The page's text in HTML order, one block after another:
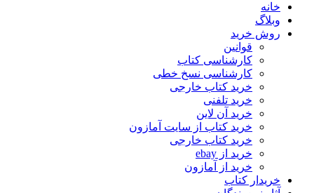
خانه
وبلاگ
روش خرید
قوانین
کارشناسی کتاب
کارشناسی نسخ خطی
خرید کتاب خارجی
خرید تلفنی
خرید آن لاین
خرید کتاب از سایت آمازون
خرید کتاب خارجی
خرید از ebay
خرید از آمازون
خریدار کتاب